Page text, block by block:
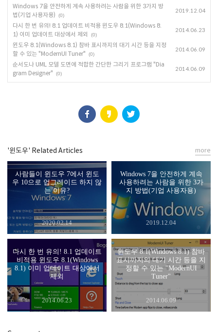
Windows 7을 안전하게 계속 사용하려는 사람을 위한 3가지 방
법(기업 사용자용)
(0)
2019.12.04
다시 한 번 유의! 8.1 업데이트 비적용 윈도우 8.1(Windows 8.
1) 이미 업데이트 대상에서 제외
(0)
2014.06.23
윈도우 8.1(Windows 8.1) 참바 표시까지의 대기 시간 등을 지정
할 수 있는 "ModernUI Tuner"
(0)
2014.06.09
순서도나 UML 모델 도면에 적합한 간단한 그리기 프로그램 "Dia
gram Designer"
(0)
2014.06.09
'윈도우' Related Articles
사람들이 윈도우 7에서 윈도
우 10으로 업그레이드 하지 않
는 이유?
2020.02.14
Windows 7을 안전하게 계속
사용하려는 사람을 위한 3가
지 방법(기업 사용자용)
2019.12.04
다시 한 번 유의! 8.1 업데이트
비적용 윈도우 8.1(Windows
8.1) 이미 업데이트 대상에서
제외
2014.06.23
윈도우 8.1(Windows 8.1) 참바
표시까지의 대기 시간 등을 지
정할 수 있는 "ModernUI
Tuner"
2014.06.09
more